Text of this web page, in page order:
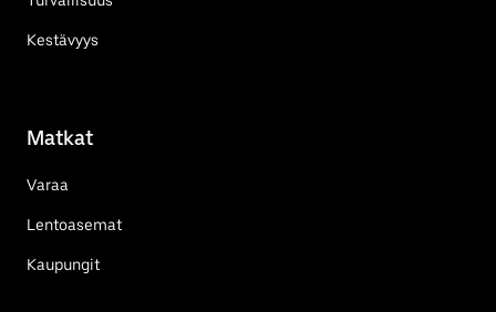
Kestävyys
Matkat
Varaa
Lentoasemat
Kaupungit